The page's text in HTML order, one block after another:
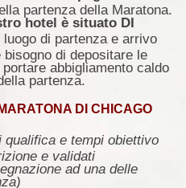
partenza della Maratona.
hotel è situato DI
luogo di partenza e arrivo
di depositare le
abbigliamento caldo
partenza.
DI CHICAGO
qualifica e tempi obiettivo
e validati
ad una delle